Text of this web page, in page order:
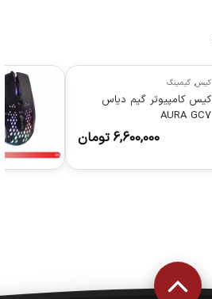
کیس, گیمینگ
کیس کامپیوتر گیم دیاس
AURA GC7
6,600,000 تومان